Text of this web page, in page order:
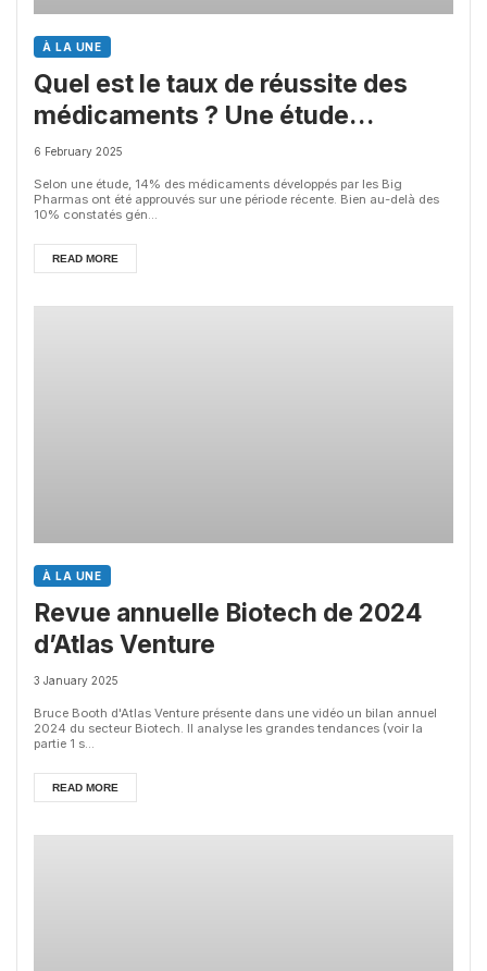
À LA UNE
Quel est le taux de réussite des
médicaments ? Une étude
intéressante chez les Big Pharmas
6 February 2025
Selon une étude, 14% des médicaments développés par les Big
Pharmas ont été approuvés sur une période récente. Bien au-delà des
10% constatés gén...
READ MORE
À LA UNE
Revue annuelle Biotech de 2024
d’Atlas Venture
3 January 2025
Bruce Booth d'Atlas Venture présente dans une vidéo un bilan annuel
2024 du secteur Biotech. Il analyse les grandes tendances (voir la
partie 1 s...
READ MORE